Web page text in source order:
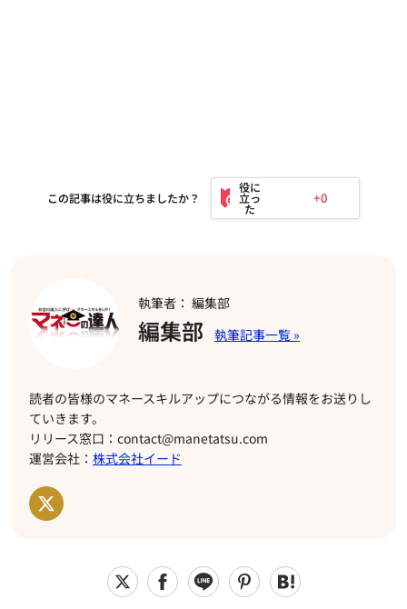
この記事は役に立ちましたか？ +0
執筆者： 編集部
編集部
読者の皆様のマネースキルアップにつながる情報をお送りし
ていきます。
リリース窓口：contact@manetatsu.com
運営会社： 株式会社イード